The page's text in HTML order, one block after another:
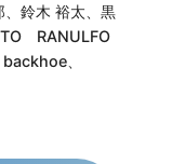
木 裕太、黒
RANULFO
、